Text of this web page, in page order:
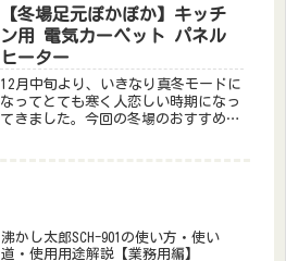
くまお風呂から出ると温度差で風邪引
きそうなくらい寒いです・・・就寝中
の...
【冬場足元ぽかぽか】キッチ
ン用 電気カーペット パネル
ヒーター
12月中旬より、いきなり真冬モードに
なってとても寒く人恋しい時期になっ
てきました。今回の冬場のおすすめア
沸かし太郎SCH-901の使い方・使い
道・使用用途解説【業務用編】